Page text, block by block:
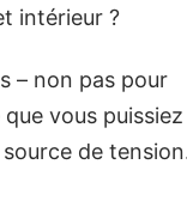
intérieur ?
– non pas pour
vous puissiez
de